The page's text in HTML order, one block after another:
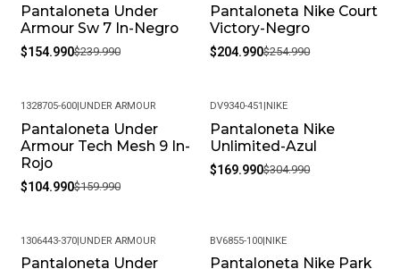
-35%
Pantaloneta Under
Armour Sw 7 In-Negro
$154.990$239.990
-20%
Pantaloneta Nike Court
Victory-Negro
$204.990$254.990
-34%
1328705-600|UNDER ARMOUR
Pantaloneta Under
Armour Tech Mesh 9 In-
Rojo
$104.990$159.990
-44%
DV9340-451 |NIKE
Pantaloneta Nike
Unlimited-Azul
$169.990$304.990
-33%
1306443-370|UNDER ARMOUR
Pantaloneta Under
BV6855-100|NIKE
Pantaloneta Nike Park